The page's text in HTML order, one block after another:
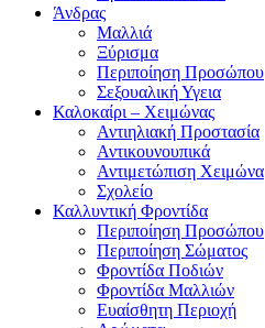
Άνδρας
Μαλλιά
Ξύρισμα
Περιποίηση Προσώπου
Σεξουαλική Υγεια
Καλοκαίρι – Χειμώνας
Αντιηλιακή Προστασία
Αντικουνουπικά
Αντιμετώπιση Χειμώνα
Σχολείο
Καλλυντική Φροντίδα
Περιποίηση Προσώπου
Περιποίηση Σώματος
Φροντίδα Ποδιών
Φροντίδα Μαλλιών
Ευαίσθητη Περιοχή